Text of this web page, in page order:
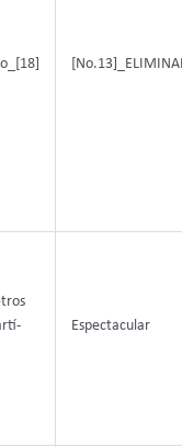
Espectacular